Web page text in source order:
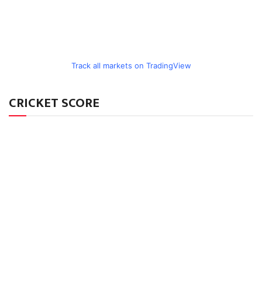
Track all markets on TradingView
CRICKET SCORE